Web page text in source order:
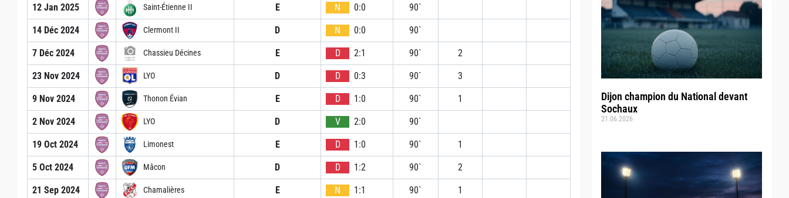
Dijon champion du National devant
Sochaux
21.06.2026
12 Jan 2025 Saint-Étienne II E N 0:0 90`
14 Déc 2024 Clermont II D N 0:0 90`
7 Déc 2024 Chassieu Décines E D 2:1 90` 2
23 Nov 2024 LYO D D 0:3 90` 3
9 Nov 2024 Thonon Évian E D 1:0 90` 1
2 Nov 2024 LYO D V 2:0 90`
19 Oct 2024 Limonest E D 1:0 90` 1
5 Oct 2024 Mâcon D D 1:2 90` 2
21 Sep 2024 Chamalières E N 1:1 90` 1